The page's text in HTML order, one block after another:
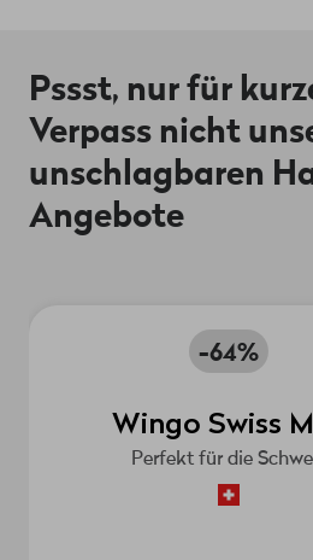
Pssst, nur für
Verpass nicht
unschlagbaren
Angebote
-64%
Wingo Swiss
Perfekt für die